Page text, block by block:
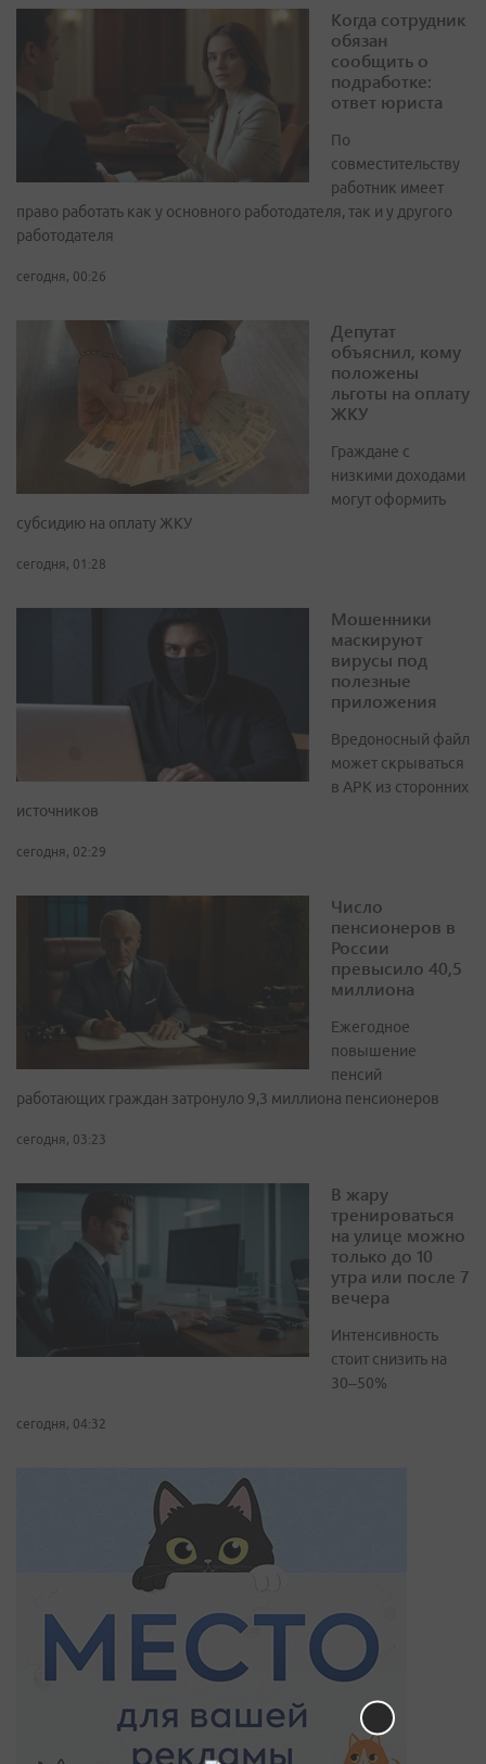
Когда сотрудник
обязан
сообщить о
подработке:
ответ юриста
По
совместительству
работник имеет
право работать как у основного работодателя, так и у другого
работодателя
сегодня, 00:26
Депутат
объяснил, кому
положены
льготы на оплату
ЖКУ
Граждане с
низкими доходами
могут оформить
субсидию на оплату ЖКУ
сегодня, 01:28
Мошенники
маскируют
вирусы под
полезные
приложения
Вредоносный файл
может скрываться
в APK из сторонних
источников
сегодня, 02:29
Число
пенсионеров в
России
превысило 40,5
миллиона
Ежегодное
повышение
пенсий
работающих граждан затронуло 9,3 миллиона пенсионеров
сегодня, 03:23
В жару
тренироваться
на улице можно
только до 10
утра или после 7
вечера
Интенсивность
стоит снизить на
30–50%
сегодня, 04:32